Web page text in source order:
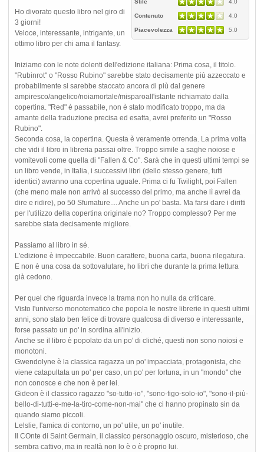
Contenuto 4.0
Piacevolezza 5.0
Ho divorato questo libro nel giro di
3 giorni!
Veloce, interessante, intrigante, un
ottimo libro per chi ama il fantasy.
Iniziamo con le note dolenti dell'edizione italiana: Prima cosa, il titolo.
"Rubinrot" o "Rosso Rubino" sarebbe stato decisamente più azzeccato e
probabilmente si sarebbe staccato ancora di più dal genere
ampiresco/angelico/noiamortale/misparoall'istante richiamato dalla
copertina. "Red" è passabile, non è stato modificato troppo, ma da
amante della traduzione precisa ed esatta, avrei preferito un "Rosso
Rubino".
Seconda cosa, la copertina. Questa è veramente orrenda. La prima volta
che vidi il libro in libreria passai oltre. Troppo simile a saghe noiose e
vomitevoli come quella di "Fallen & Co". Sarà che in questi ultimi tempi se
un libro vende, in Italia, i successivi libri (dello stesso genere, tutti
identici) avranno una copertina uguale. Prima ci fu Twilight, poi Fallen
(che meno male non arrivò al successo del primo, ma anche lì avrei da
dire e ridire), po 50 Sfumature.... Anche un po' basta. Ma farsi dare i diritti
per l'utilizzo della copertina originale no? Troppo complesso? Per me
sarebbe stata decisamente migliore.
Passiamo al libro in sé.
L'edizione è impeccabile. Buon carattere, buona carta, buona rilegatura.
E non è una cosa da sottovalutare, ho libri che durante la prima lettura
già cedono.
Per quel che riguarda invece la trama non ho nulla da criticare.
Visto l'universo monotematico che popola le nostre librerie in questi ultimi
anni, sono stato ben felice di trovare qualcosa di diverso e interessante,
forse passato un po' in sordina all'inizio.
Anche se il libro è popolato da un po' di cliché, questi non sono noiosi e
monotoni.
Gwendolyne è la classica ragazza un po' impacciata, protagonista, che
viene catapultata un po' per caso, un po' per fortuna, in un "mondo" che
non conosce e che non è per lei.
Gideon è il classico ragazzo "so-tutto-io", "sono-figo-solo-io", "sono-il-più-
bello-di-tutti-e-me-la-tiro-come-non-mai" che ci hanno propinato sin da
quando siamo piccoli.
Lelslie, l'amica di contorno, un po' utile, un po' inutile.
Il COnte di Saint Germain, il classico personaggio oscuro, misterioso, che
sembra cattivo, ma in realtà non lo è o è proprio lui.